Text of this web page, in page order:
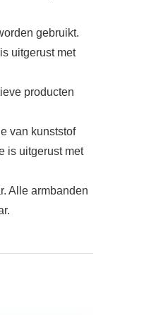
gebruikt.
uitgerust met
producten
van kunststof
is uitgerust met
Alle armbanden